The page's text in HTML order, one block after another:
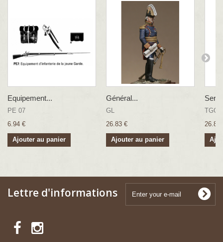
Equipement...
PE 07
6.94 €
Ajouter au panier
Général...
GL
26.83 €
Ajouter au panier
TGGI
26.83
Lettre d'informations